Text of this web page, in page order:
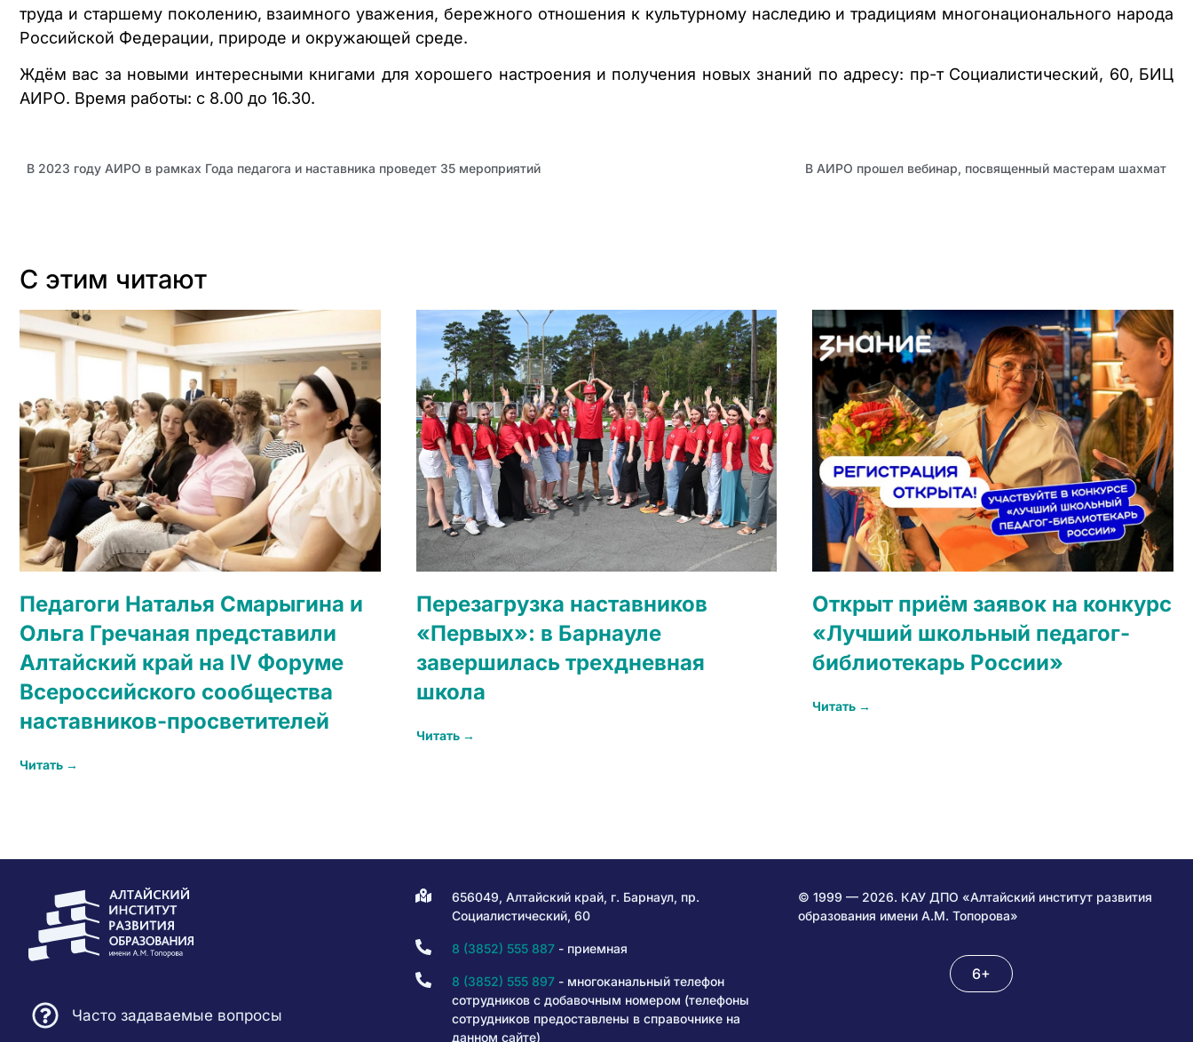
труда и старшему поколению, взаимного уважения, бережного отношения к культурному наследию и традициям многонационального народа
Российской Федерации, природе и окружающей среде.
Ждём вас за новыми интересными книгами для хорошего настроения и получения новых знаний по адресу: пр-т Социалистический, 60, БИЦ
АИРО. Время работы: с 8.00 до 16.30.
В 2023 году АИРО в рамках Года педагога и наставника проведет 35 мероприятий В АИРО прошел вебинар, посвященный мастерам шахмат
С этим читают
Педагоги Наталья Смарыгина и
Ольга Гречаная представили
Алтайский край на IV Форуме
Всероссийского сообщества
наставников-просветителей
Читать →
Перезагрузка наставников
«Первых»: в Барнауле
завершилась трехдневная
школа
Читать →
Открыт приём заявок на конкурс
«Лучший школьный педагог-
библиотекарь России»
Читать →
Часто задаваемые вопросы
656049, Алтайский край, г. Барнаул, пр.
Социалистический, 60
8 (3852) 555 887- приемная
8 (3852) 555 897- многоканальный телефон
сотрудников с добавочным номером (телефоны
сотрудников предоставлены в справочнике на
данном сайте)
© 1999 — 2026. КАУ ДПО «Алтайский институт развития
образования имени А.М. Топорова»
6+